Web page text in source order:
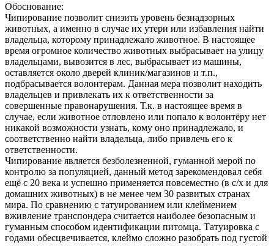
Обоснование:
Чипирование позволит снизить уровень безнадзорных
животных, а именно в случае их утери или избавления найти
владельца, которому принадлежало животное. В настоящее
время огромное количество животных выбрасывает на улицу
владельцами, вывозится в лес, выбрасывает из машины,
оставляется около дверей клиник/магазинов и т.п.,
подбрасывается волонтерам. Данная мера позволит находить
владельцев и привлекать их к ответственности за
совершенные правонарушения. Т.к. в настоящее время в
случае, если животное отловлено или попало к волонтёру нет
никакой возможности узнать, кому оно принадлежало, и
соответственно найти владельца, либо привлечь его к
ответственности.
Чипирование является безболезненной, гуманной мерой по
контролю за популяцией, данный метод зарекомендовал себя
ещё с 20 века и успешно применяется повсеместно (в с/х и для
домашних животных) в не менее чем 30 развитых странах
мира. По сравнению с татуированием или клеймением
вживление транспондера считается наиболее безопасным и
гуманным способом идентификации питомца. Татуировка с
годами обесцвечивается, клеймо сложно разобрать под густой